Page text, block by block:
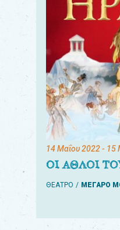
14 Μαΐου 2022- 15
ΟΙ ΑΘΛΟΙ
ΘΕΑΤΡΟ ΜΕΓΑΡΟ